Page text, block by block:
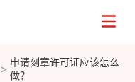
申请刻章许可证应该怎么
做？